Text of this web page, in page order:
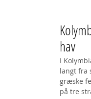
hav
I
langt fra
græske
på tre